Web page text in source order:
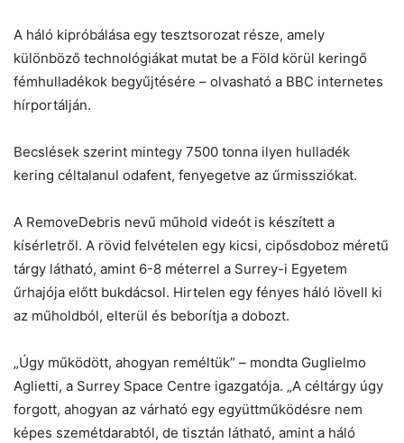
A háló kipróbálása egy tesztsorozat része, amely
különböző technológiákat mutat be a Föld körül keringő
fémhulladékok begyűjtésére – olvasható a BBC internetes
hírportálján.
Becslések szerint mintegy 7500 tonna ilyen hulladék
kering céltalanul odafent, fenyegetve az űrmissziókat.
A RemoveDebris nevű műhold videót is készített a
kísérletről. A rövid felvételen egy kicsi, cipősdoboz méretű
tárgy látható, amint 6-8 méterrel a Surrey-i Egyetem
űrhajója előtt bukdácsol. Hirtelen egy fényes háló lövell ki
az műholdból, elterül és beborítja a dobozt.
„Úgy működött, ahogyan reméltük” – mondta Guglielmo
Aglietti, a Surrey Space Centre igazgatója. „A céltárgy úgy
forgott, ahogyan az várható egy együttműködésre nem
képes szemétdarabtól, de tisztán látható, amint a háló
Helló! Miben segíthetek ma?